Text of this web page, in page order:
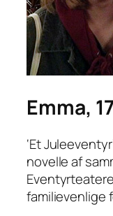
Emma,
‘Et
novelle af
familievenlige